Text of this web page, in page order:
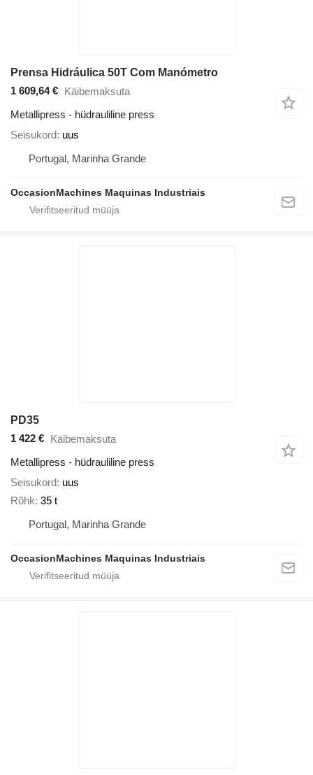
Prensa Hidráulica 50T Com Manómetro
1 609,64 € Käibemaksuta
Metallipress - hüdrauliline press
Seisukord uus
Portugal, Marinha Grande
OccasionMachines Maquinas Industriais
PD35
1 422 € Käibemaksuta
Metallipress - hüdrauliline press
Seisukord uus
Rõhk 35 t
Portugal, Marinha Grande
OccasionMachines Maquinas Industriais